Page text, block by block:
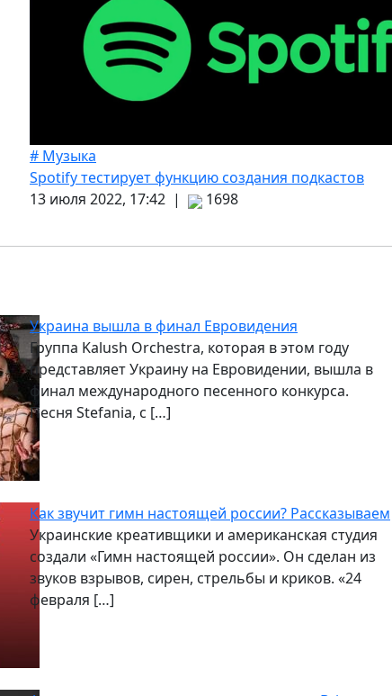
# Музыка
Spotify тестирует функцию создания подкастов
13 июля 2022, 17:42 |
1698
Украина вышла в финал Евровидения
Группа Kalush Orchestra, которая в этом году
представляет Украину на Евровидении, вышла в
финал международного песенного конкурса.
Песня Stefania, с […]
Как звучит гимн настоящей россии? Рассказываем
Украинские креативщики и американская студия
создали «Гимн настоящей россии». Он сделан из
звуков взрывов, сирен, стрельбы и криков. «24
февраля […]